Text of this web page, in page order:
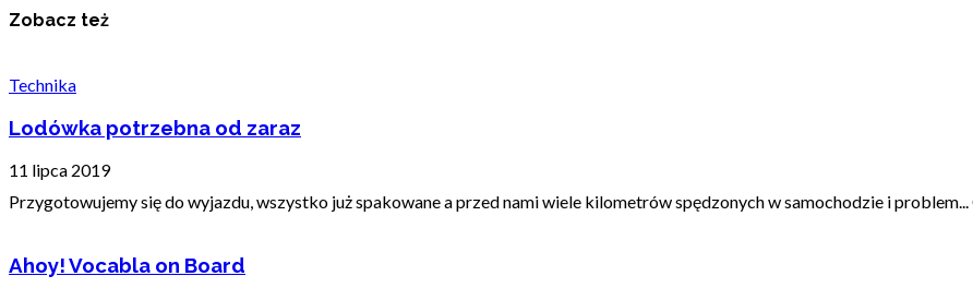
Zobacz też
Technika
Lodówka potrzebna od zaraz
11 lipca 2019
Przygotowujemy się do wyjazdu, wszystko już spakowane a przed nami wiele kilometrów spędzonych w samochodzie i
Ahoy! Vocabla on Board